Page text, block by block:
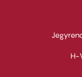
H-